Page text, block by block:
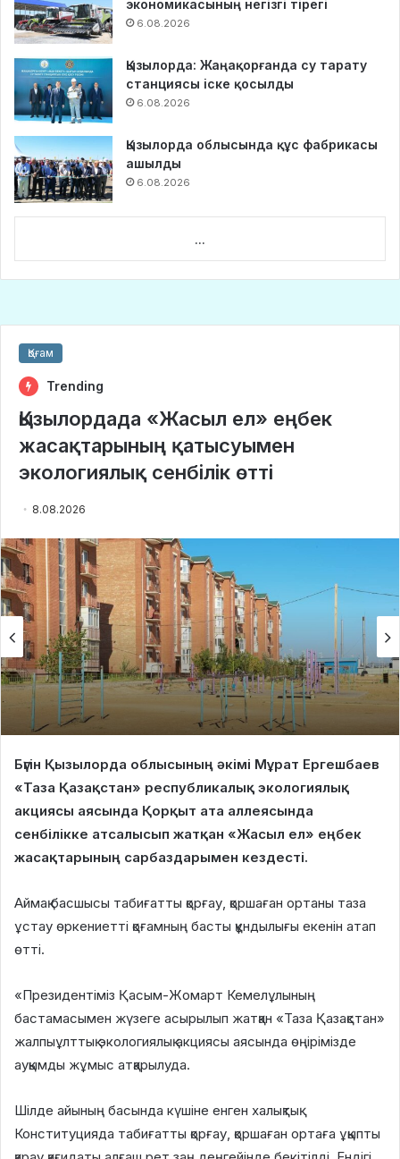
экономикасының негізгі тірегі
6.08.2026
Қызылорда: Жаңақорғанда су тарату
станциясы іске қосылды
6.08.2026
Қызылорда облысында құс фабрикасы
ашылды
6.08.2026
...